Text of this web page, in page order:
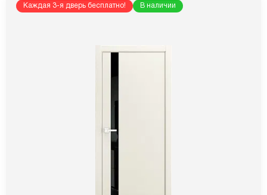
Каждая 3-я дверь бесплатно! В наличии